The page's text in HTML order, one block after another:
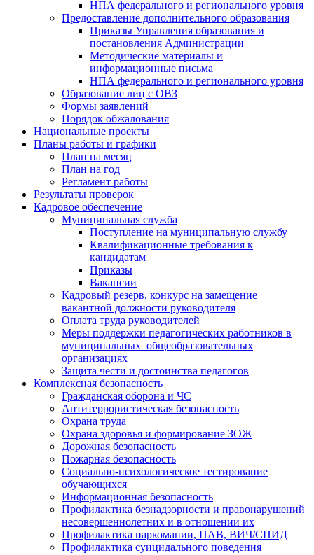
НПА федерального и регионального уровня
Предоставление дополнительного образования
Приказы Управления образования и
постановления Администрации
Методические материалы и
информационные письма
НПА федерального и регионального уровня
Образование лиц с ОВЗ
Формы заявлений
Порядок обжалования
Национальные проекты
Планы работы и графики
План на месяц
План на год
Регламент работы
Результаты проверок
Кадровое обеспечение
Муниципальная служба
Поступление на муниципальную службу
Квалификационные требования к
кандидатам
Приказы
Вакансии
Кадровый резерв, конкурс на замещение
вакантной должности руководителя
Оплата труда руководителей
Меры поддержки педагогических работников в
муниципальных общеобразовательных
организациях
Защита чести и достоинства педагогов
Комплексная безопасность
Гражданская оборона и ЧС
Антитеррористическая безопасность
Охрана труда
Охрана здоровья и формирование ЗОЖ
Дорожная безопасность
Пожарная безопасность
Социально-психологическое тестирование
обучающихся
Информационная безопасность
Профилактика безнадзорности и правонарушений
несовершеннолетних и в отношении их
Профилактика наркомании, ПАВ, ВИЧ/СПИД
Профилактика суицидального поведения